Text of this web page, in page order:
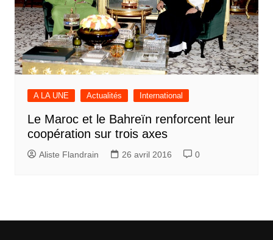
A LA UNE Actualités International
Le Maroc et le Bahreïn renforcent leur
coopération sur trois axes
Aliste Flandrain 26 avril 2016 0